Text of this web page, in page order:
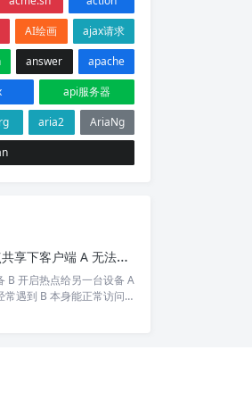
AI绘画
ajax请求
answer
apache
api服务器
aria2
AriaNg
网络热点共享下客户端 A 无法访问目标设备 C 排查
B 开启热点给另一台设备 A
常遇到 B 本身能正常访问网